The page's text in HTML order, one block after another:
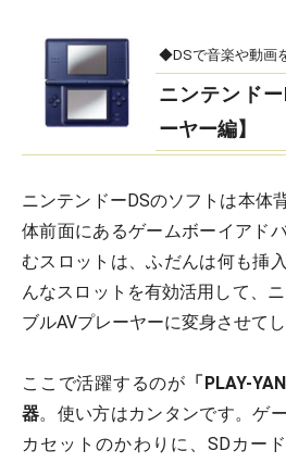
◆DSで音楽や動画
ニンテンド
ーヤー編】
ニンテンドーDSのソフトは本体
体前面にあるゲームボーイアド
むスロットは、ふだんは何も挿
んなスロットを有効活用して、
ブルAVプレーヤーに変身させて
ここで活躍するのが 「PLAY-
器。使い方はカンタンです。ゲ
カセットのかわりに、SDカー